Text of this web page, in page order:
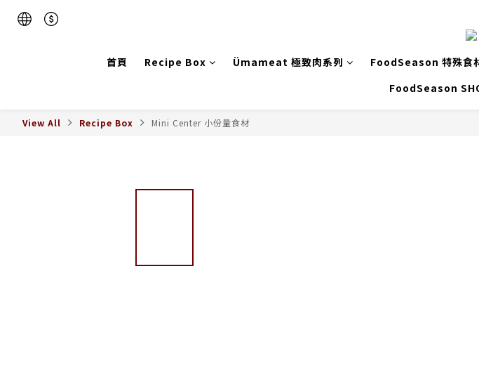
首頁 Recipe Box Ümameat 極致肉系列 FoodSeason 特殊食
FoodSeason
View All Recipe Box Mini Center 小份量食材